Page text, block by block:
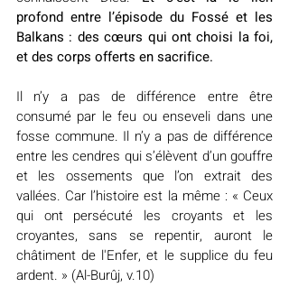
profond entre l’épisode du Fossé et les
Balkans : des cœurs qui ont choisi la foi,
et des corps offerts en sacrifice.
Il n’y a pas de différence entre être
consumé par le feu ou enseveli dans une
fosse commune. Il n’y a pas de différence
entre les cendres qui s’élèvent d’un gouffre
et les ossements que l’on extrait des
vallées. Car l’histoire est la même : « Ceux
qui ont persécuté les croyants et les
croyantes, sans se repentir, auront le
châtiment de l'Enfer, et le supplice du feu
ardent. » (Al-Burûj, v.10)